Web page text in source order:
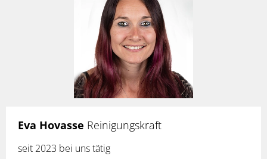
Eva Hovasse Reinigungskraft
seit 2023 bei uns tätig